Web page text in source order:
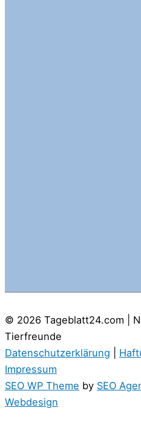
© 2026 Tageblatt24.com |
Tierfreunde
Datenschutzerklärung
Impressum
SEO WP Theme by SEO
Webdesign